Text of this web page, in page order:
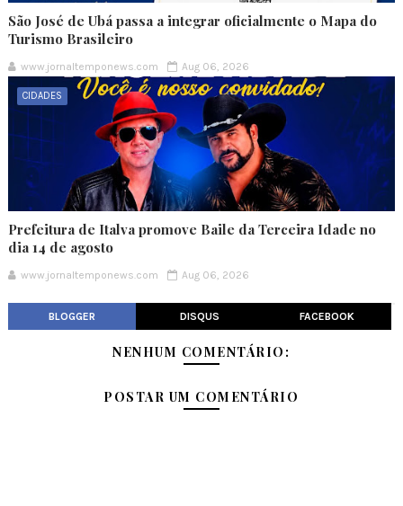
São José de Ubá passa a integrar oficialmente o Mapa do
Turismo Brasileiro
www.jornaltemponews.com Aug 06, 2026
CIDADES
Prefeitura de Italva promove Baile da Terceira Idade no
dia 14 de agosto
www.jornaltemponews.com Aug 06, 2026
BLOGGER DISQUS FACEBOOK
NENHUM COMENTÁRIO:
POSTAR UM COMENTÁRIO